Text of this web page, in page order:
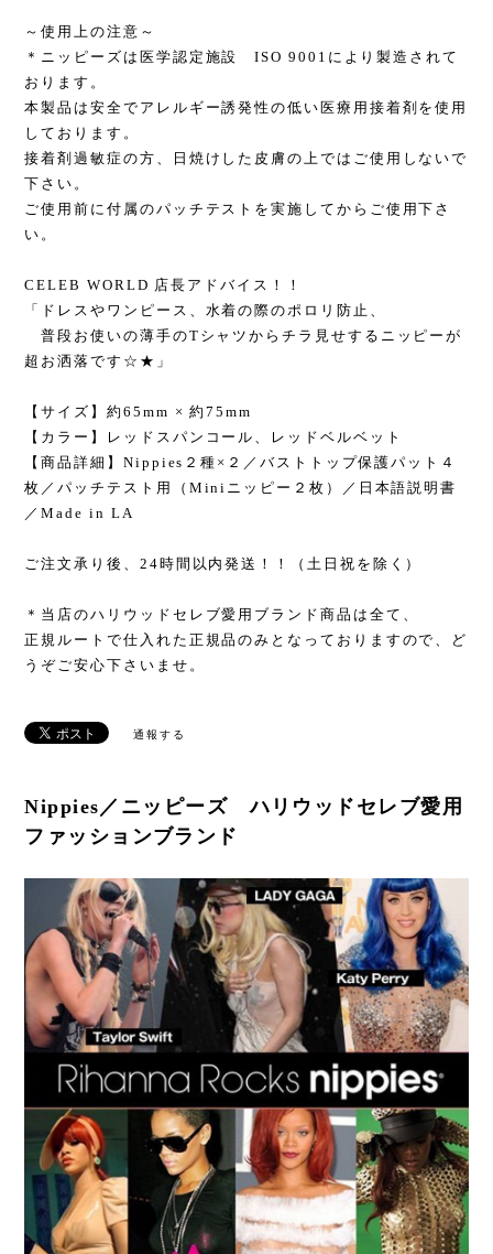
～使用上の注意～
＊ニッピーズは医学認定施設 ISO 9001により製造されて
おります。
本製品は安全でアレルギー誘発性の低い医療用接着剤を使用
しております。
接着剤過敏症の方、日焼けした皮膚の上ではご使用しないで
下さい。
ご使用前に付属のパッチテストを実施してからご使用下さ
い。
CELEB WORLD 店長アドバイス！！
「ドレスやワンピース、水着の際のポロリ防止、
普段お使いの薄手のTシャツからチラ見せするニッピーが
超お洒落です☆★」
【サイズ】約65mm × 約75mm
【カラー】レッドスパンコール、レッドベルベット
【商品詳細】Nippies２種×２／バストトップ保護パット４
枚／パッチテスト用（Miniニッピー２枚）／日本語説明書
／Made in LA
ご注文承り後、24時間以内発送！！（土日祝を除く）
＊当店のハリウッドセレブ愛用ブランド商品は全て、
正規ルートで仕入れた正規品のみとなっておりますので、ど
うぞご安心下さいませ。
通報する
Nippies／ニッピーズ ハリウッドセレブ愛用
ファッションブランド